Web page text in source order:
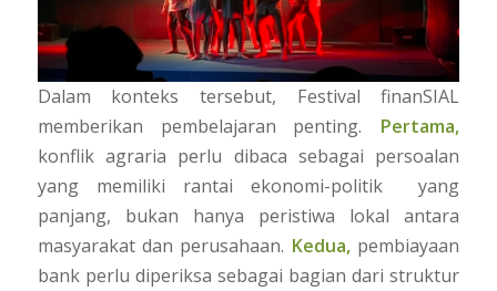
Dalam konteks tersebut, Festival finanSIAL
memberikan pembelajaran penting. Pertama,
konflik agraria perlu dibaca sebagai persoalan
yang memiliki rantai ekonomi-politik yang
panjang, bukan hanya peristiwa lokal antara
masyarakat dan perusahaan. Kedua, pembiayaan
bank perlu diperiksa sebagai bagian dari struktur